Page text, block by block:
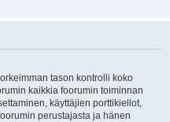
tason kontrolli koko
kaikkia foorumin toiminnan
käyttäjien porttikiellot,
perustajasta ja hänen